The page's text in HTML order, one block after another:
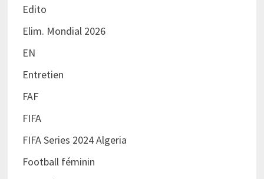
Edito
Elim. Mondial 2026
EN
Entretien
FAF
FIFA
FIFA Series 2024 Algeria
Football féminin